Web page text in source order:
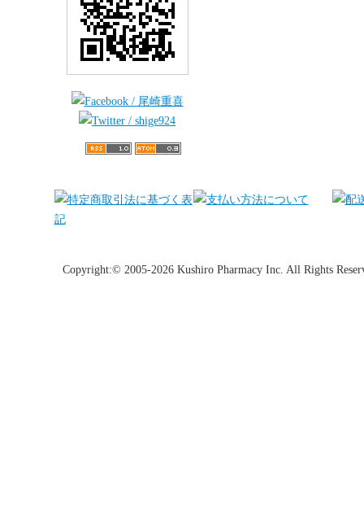
Copyright:© 2005-2026 Kushiro Pharmacy Inc. All Rights